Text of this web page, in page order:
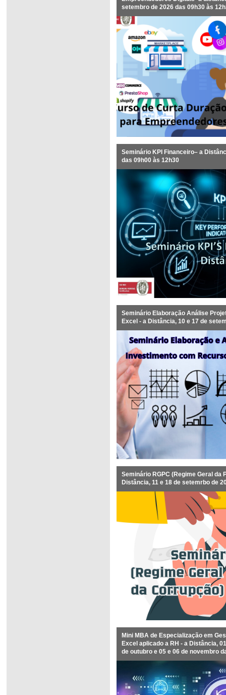
setembro de 2026 das 09h30 às
Seminário KPI Financeiro– a
das 09h00 às 12h30
Seminário Elaboração Análise
Excel - a Distância, 10 e 17 de
Seminário RGPC (Regime Geral da
Distância, 11 e 18 de setemrbo de
Mini MBA de Especialização em
Excel aplicado a RH - a Distância,
de outubro e 05 e 06 de novembro